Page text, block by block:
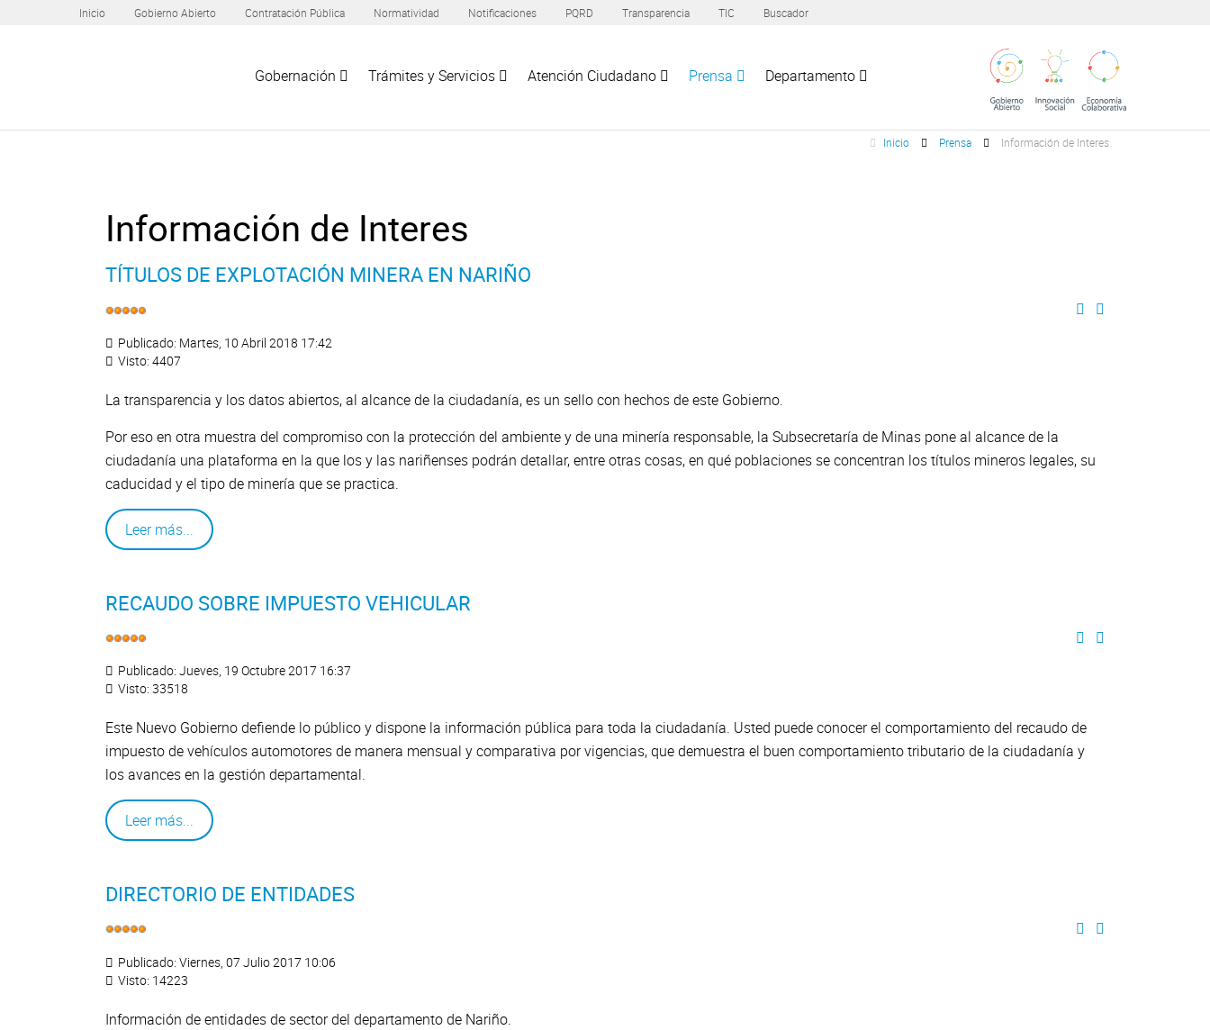
Inicio Gobierno Abierto Contratación Pública Normatividad Notificaciones PQRD Transparencia TIC Buscador
Gobernación Trámites y Servicios Atención Ciudadano Prensa Departamento
Inicio Prensa Información de Interes
Información de Interes
TÍTULOS DE EXPLOTACIÓN MINERA EN NARIÑO
Publicado: Martes, 10 Abril 2018 17:42
Visto: 4407
La transparencia y los datos abiertos, al alcance de la ciudadanía, es un sello con hechos de este Gobierno.
Por eso en otra muestra del compromiso con la protección del ambiente y de una minería responsable, la Subsecretaría de Minas pone al alcance de la
ciudadanía una plataforma en la que los y las nariñenses podrán detallar, entre otras cosas, en qué poblaciones se concentran los títulos mineros legales, su
caducidad y el tipo de minería que se practica.
Leer más...
RECAUDO SOBRE IMPUESTO VEHICULAR
Publicado: Jueves, 19 Octubre 2017 16:37
Visto: 33518
Este Nuevo Gobierno defiende lo público y dispone la información pública para toda la ciudadanía. Usted puede conocer el comportamiento del recaudo de
impuesto de vehículos automotores de manera mensual y comparativa por vigencias, que demuestra el buen comportamiento tributario de la ciudadanía y
los avances en la gestión departamental.
Leer más...
DIRECTORIO DE ENTIDADES
Publicado: Viernes, 07 Julio 2017 10:06
Visto: 14223
Información de entidades de sector del departamento de Nariño.